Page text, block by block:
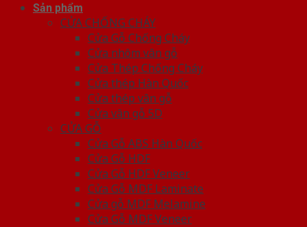
Sản phẩm
CỬA CHỐNG CHÁY
Cửa Gỗ Chống Cháy
Cửa nhôm vân gỗ
Cửa Thép Chống Cháy
Cửa thép Hàn Quốc
Cửa thép vân gỗ
Cửa vân gỗ 5D
CỬA GỖ
Cửa Gỗ ABS Hàn Quốc
Cửa Gỗ HDF
Cửa Gỗ HDF Veneer
Cửa Gỗ MDF Laminate
Cửa gỗ MDF Melamine
Cửa Gỗ MDF Veneer